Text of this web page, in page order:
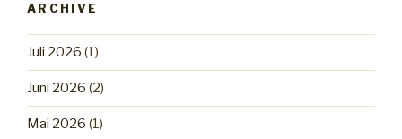
ARCHIVE
Juli 2026 (1)
Juni 2026 (2)
Mai 2026 (1)